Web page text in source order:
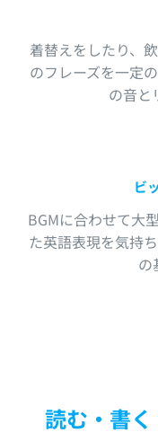
着替えをしたり、
のフレーズを一定
の音と
ビ
BGMに合わせて大
た英語表現を気持
の
読む・書く